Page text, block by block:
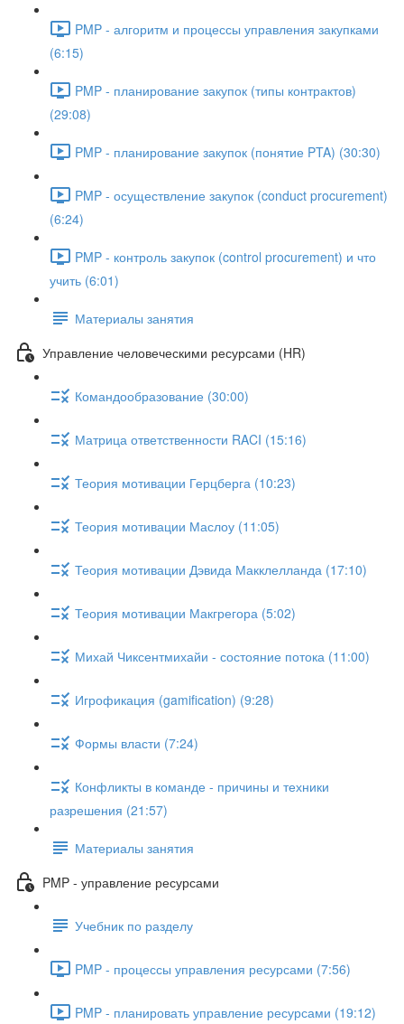
PMP - алгоритм и процессы управления закупками
(6:15)
PMP - планирование закупок (типы контрактов)
(29:08)
PMP - планирование закупок (понятие PTA) (30:30)
PMP - осуществление закупок (conduct procurement)
(6:24)
PMP - контроль закупок (control procurement) и что
учить (6:01)
Материалы занятия
Управление человеческими ресурсами (HR)
Командообразование (30:00)
Матрица ответственности RACI (15:16)
Теория мотивации Герцберга (10:23)
Теория мотивации Маслоу (11:05)
Теория мотивации Дэвида Макклелланда (17:10)
Теория мотивации Макгрегора (5:02)
Михай Чиксентмихайи - состояние потока (11:00)
Игрофикация (gamification) (9:28)
Формы власти (7:24)
Конфликты в команде - причины и техники
разрешения (21:57)
Материалы занятия
PMP - управление ресурсами
Учебник по разделу
PMP - процессы управления ресурсами (7:56)
PMP - планировать управление ресурсами (19:12)